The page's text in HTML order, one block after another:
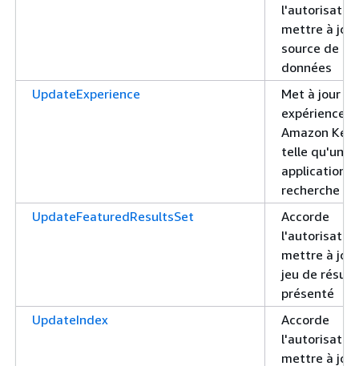
mettre à
source de
données
UpdateExperience
Met à jour
expérience
Amazon
telle qu'une
application
recherche
UpdateFeaturedResultsSet
Accorde
mettre à
jeu de
présenté
UpdateIndex
Accorde
mettre à